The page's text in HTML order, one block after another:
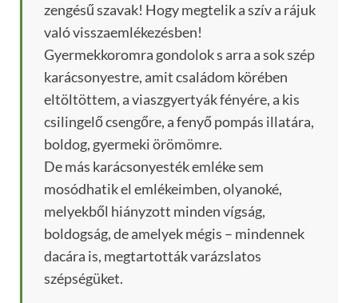
zengésű szavak! Hogy megtelik a szív a rájuk
való visszaemlékezésben!
Gyermekkoromra gondolok s arra a sok szép
karácsonyestre, amit családom körében
eltöltöttem, a viaszgyertyák fényére, a kis
csilingelő csengőre, a fenyő pompás illatára,
boldog, gyermeki örömömre.
De más karácsonyesték emléke sem
mosódhatik el emlékeimben, olyanoké,
melyekből hiányzott minden vígság,
boldogság, de amelyek mégis – mindennek
dacára is, megtartották varázslatos
szépségüket.